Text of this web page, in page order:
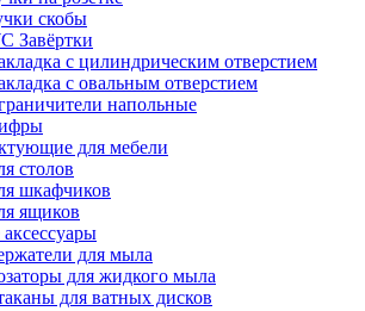
скобы
Завёртки
с цилиндрическим отверстием
с овальным отверстием
напольные
для мебели
столов
шкафчиков
ящиков
для мыла
для жидкого мыла
для ватных дисков